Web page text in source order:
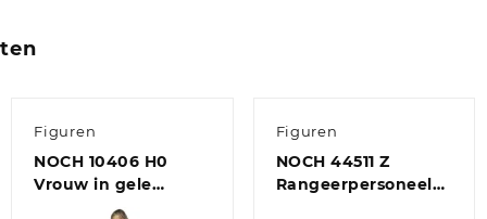
Figuren
NOCH 10406 H0
Vrouw in gele
kleding figuren
Figuren
NOCH 44511 Z
Rangeerpersoneel